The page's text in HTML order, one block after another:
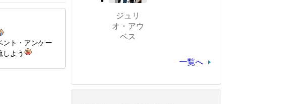
ント・アンケー
しよう
ジュリ
オ・アウ
ベス
一覧へ